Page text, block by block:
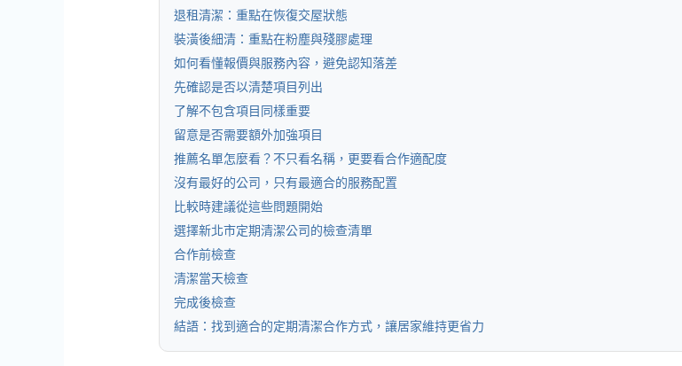
退租清潔：重點在恢復交屋狀態
裝潢後細清：重點在粉塵與殘膠處理
如何看懂報價與服務內容，避免認知落差
先確認是否以清楚項目列出
了解不包含項目同樣重要
留意是否需要額外加強項目
推薦名單怎麼看？不只看名稱，更要看合作適配度
沒有最好的公司，只有最適合的服務配置
比較時建議從這些問題開始
選擇新北市定期清潔公司的檢查清單
合作前檢查
清潔當天檢查
完成後檢查
結語：找到適合的定期清潔合作方式，讓居家維持更省力